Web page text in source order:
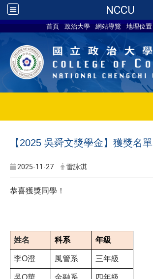
NCCU
首頁 政治大學 網站導覽 地理位置
【2025 吳舜文獎學金】獲獎名單
2025-11-27 雷詠淇
恭喜獲獎同學！
姓名 科系 年級
李O澄 風管系 三年級
吳O華 金融系 四年級